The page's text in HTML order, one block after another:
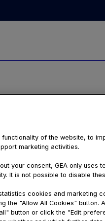
of the website, to
marketing activities.
your consent, GEA only uses
It is not possible to disable
cookies and marketing
the "Allow All Cookies" button.
button or click the "Edit